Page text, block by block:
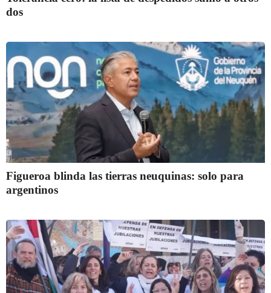
dos
Figueroa blinda las tierras neuquinas: solo para
argentinos